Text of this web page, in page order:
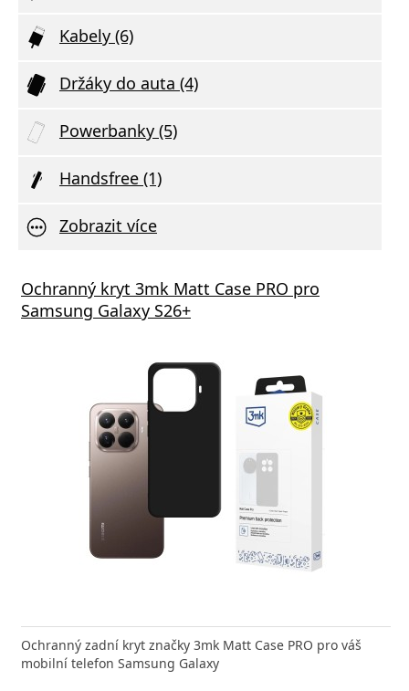
Kabely (6)
Držáky do auta (4)
Powerbanky (5)
Handsfree (1)
Zobrazit více
Ochranný kryt 3mk Matt Case PRO pro
Samsung Galaxy S26+
Ochranný zadní kryt značky 3mk Matt Case PRO pro váš
mobilní telefon Samsung Galaxy